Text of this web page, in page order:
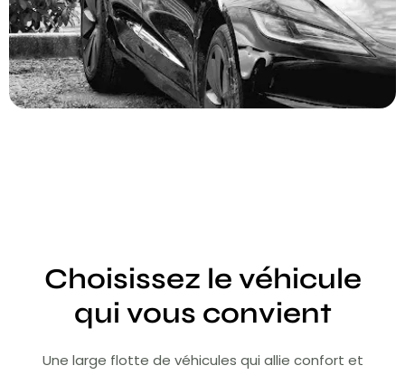
Choisissez le véhicule
qui vous convient
Une large flotte de véhicules qui allie confort et